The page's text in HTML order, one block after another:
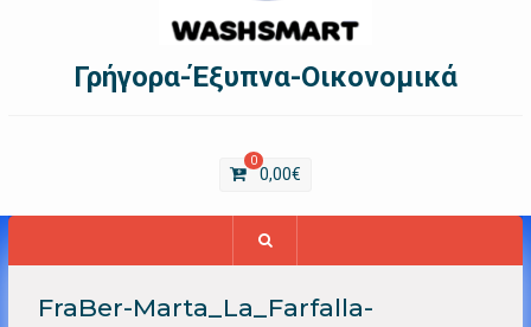
Γρήγορα-Έξυπνα-Οικονομικά
0
0,00€
FraBer-Marta_La_Farfalla-